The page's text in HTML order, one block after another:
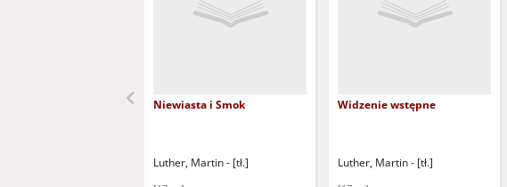
Niewiasta i Smok
Luther, Martin - [tł.]
Widzenie wstępne
Luther, Martin - [tł.]